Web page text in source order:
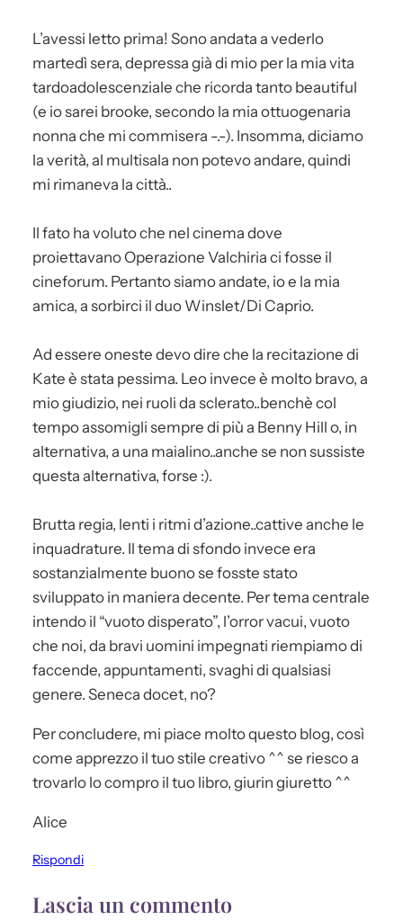
L’avessi letto prima! Sono andata a vederlo
martedì sera, depressa già di mio per la mia vita
tardoadolescenziale che ricorda tanto beautiful
(e io sarei brooke, secondo la mia ottuogenaria
nonna che mi commisera -.-). Insomma, diciamo
la verità, al multisala non potevo andare, quindi
mi rimaneva la città..
Il fato ha voluto che nel cinema dove
proiettavano Operazione Valchiria ci fosse il
cineforum. Pertanto siamo andate, io e la mia
amica, a sorbirci il duo Winslet/Di Caprio.
Ad essere oneste devo dire che la recitazione di
Kate è stata pessima. Leo invece è molto bravo, a
mio giudizio, nei ruoli da sclerato..benchè col
tempo assomigli sempre di più a Benny Hill o, in
alternativa, a una maialino..anche se non sussiste
questa alternativa, forse :).
Brutta regia, lenti i ritmi d’azione..cattive anche le
inquadrature. Il tema di sfondo invece era
sostanzialmente buono se fosste stato
sviluppato in maniera decente. Per tema centrale
intendo il “vuoto disperato”, l’orror vacui, vuoto
che noi, da bravi uomini impegnati riempiamo di
faccende, appuntamenti, svaghi di qualsiasi
genere. Seneca docet, no?
Per concludere, mi piace molto questo blog, così
come apprezzo il tuo stile creativo ^^ se riesco a
trovarlo lo compro il tuo libro, giurin giuretto ^^
Alice
Rispondi
Lascia un commento